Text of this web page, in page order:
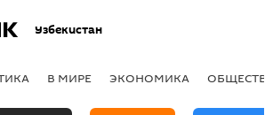
Узбекистан
В МИРЕ ЭКОНОМИКА